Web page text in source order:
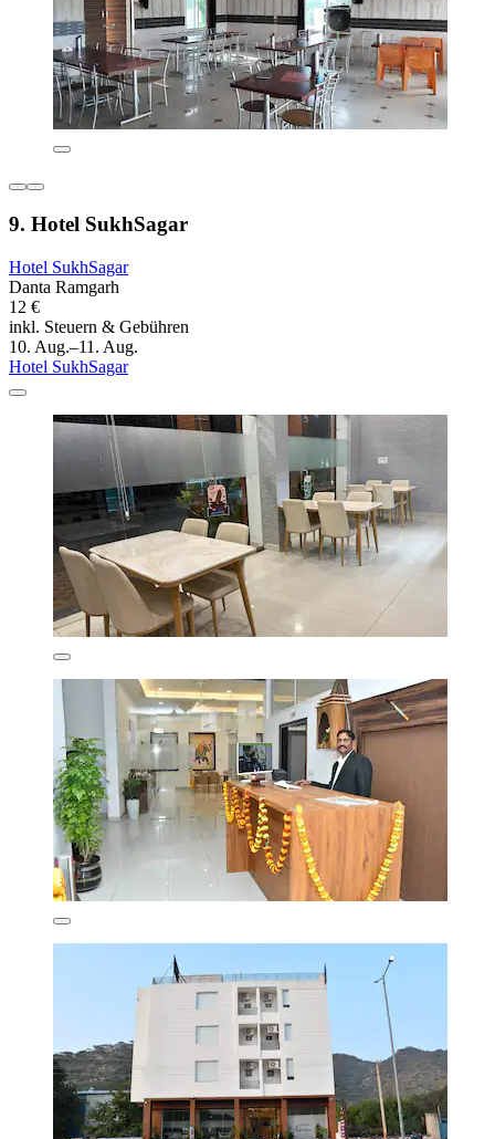
9. Hotel SukhSagar
Hotel SukhSagar
Danta Ramgarh
12 €
inkl. Steuern & Gebühren
10. Aug.–11. Aug.
Hotel SukhSagar